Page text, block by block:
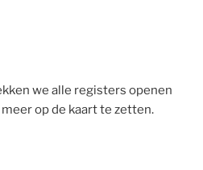
we alle registers openen
op de kaart te zetten.